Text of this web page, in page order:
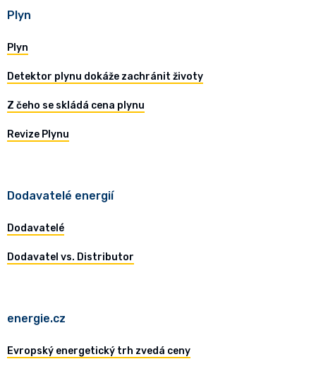
Plyn
Plyn
Detektor plynu dokáže zachránit životy
Z čeho se skládá cena plynu
Revize Plynu
Dodavatelé energií
Dodavatelé
Dodavatel vs. Distributor
energie.cz
Evropský energetický trh zvedá ceny